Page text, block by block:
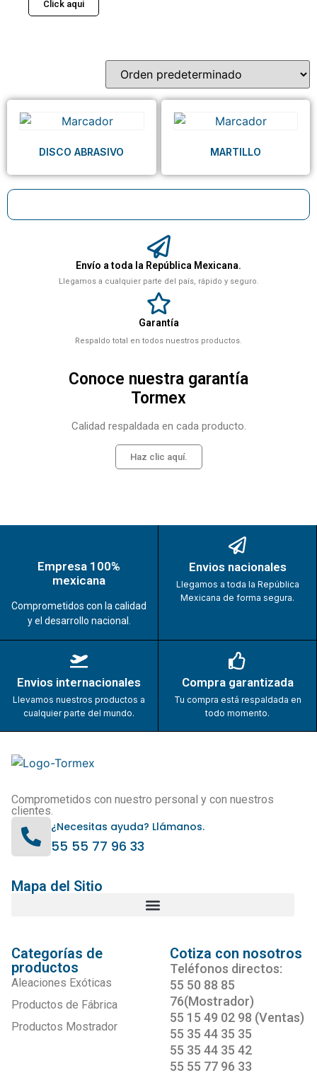
Envío a toda la República Mexicana.
Llegamos a cualquier parte del país, rápido y seguro.
Garantía
Respaldo total en todos nuestros productos.
Conoce nuestra garantía
Tormex
Calidad respaldada en cada producto.
Haz clic aquí.
Click aqui
DISCO ABRASIVO MARTILLO
Empresa 100%
mexicana
Comprometidos con la calidad
y el desarrollo nacional.
Envios nacionales
Llegamos a toda la República
Mexicana de forma segura.
Envios internacionales
Llevamos nuestros productos a
cualquier parte del mundo.
Compra garantizada
Tu compra está respaldada en
todo momento.
Comprometidos con nuestro personal y con nuestros
clientes.
¿Necesitas ayuda? Llámanos.
55 55 77 96 33
Mapa del Sitio
Categorías de
productos
Aleaciones Exóticas
Productos de Fábrica
Productos Mostrador
Cotiza con nosotros
Teléfonos directos:
55 50 88 85
76(Mostrador)
55 15 49 02 98 (Ventas)
55 35 44 35 35
55 35 44 35 42
55 55 77 96 33